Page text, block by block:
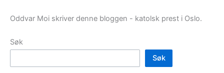
Oddvar Moi skriver denne bloggen - katolsk prest i Oslo.
Søk
Søk